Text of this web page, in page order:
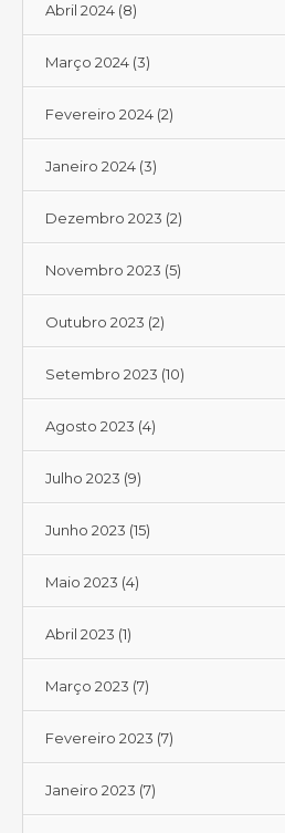
Abril 2024 (8)
Março 2024 (3)
Fevereiro 2024 (2)
Janeiro 2024 (3)
Dezembro 2023 (2)
Novembro 2023 (5)
Outubro 2023 (2)
Setembro 2023 (10)
Agosto 2023 (4)
Julho 2023 (9)
Junho 2023 (15)
Maio 2023 (4)
Abril 2023 (1)
Março 2023 (7)
Fevereiro 2023 (7)
Janeiro 2023 (7)